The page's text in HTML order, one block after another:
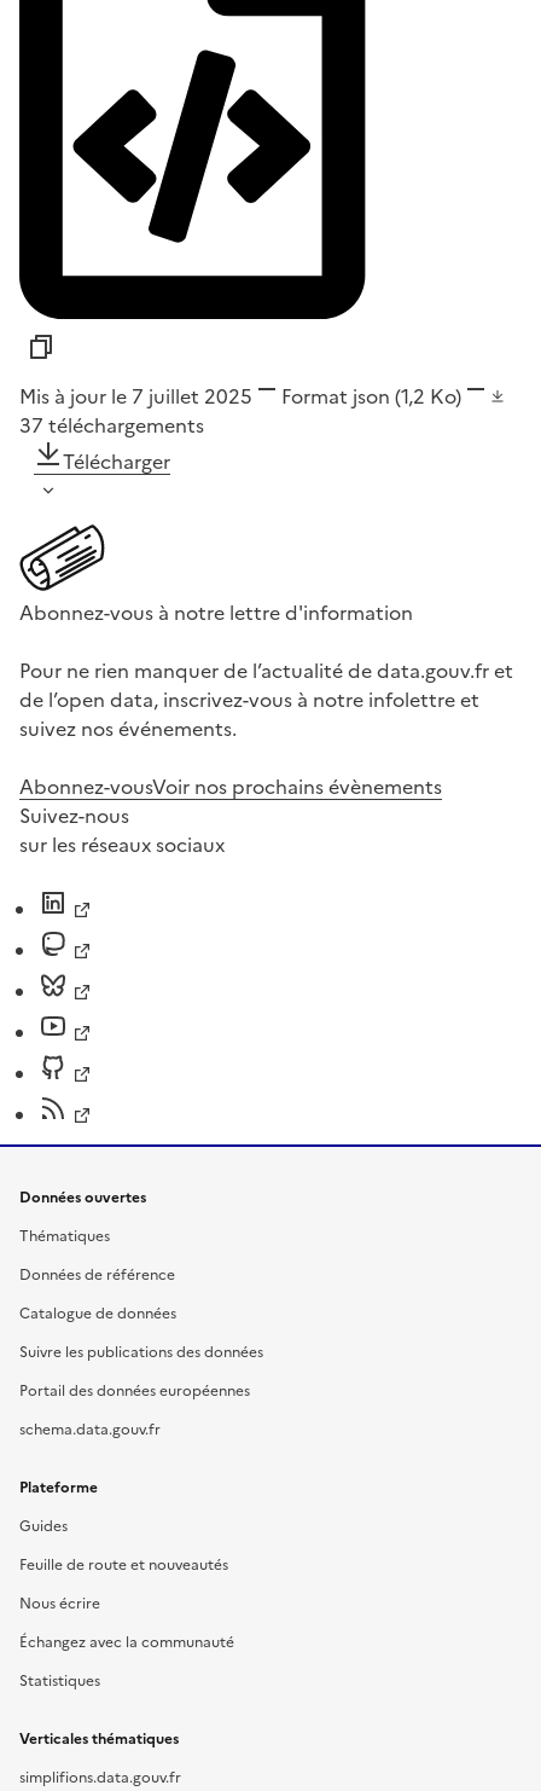
Mis à jour le 7 juillet 2025 Format json (1,2 Ko)
37 téléchargements
Télécharger
Abonnez-vous à notre lettre d'information
Pour ne rien manquer de l’actualité de data.gouv.fr et
de l’open data, inscrivez-vous à notre infolettre et
suivez nos événements.
Abonnez-vousVoir nos prochains évènements
Suivez-nous
sur les réseaux sociaux
Données ouvertes
Thématiques
Données de référence
Catalogue de données
Suivre les publications des données
Portail des données européennes
schema.data.gouv.fr
Plateforme
Guides
Feuille de route et nouveautés
Nous écrire
Échangez avec la communauté
Statistiques
Verticales thématiques
simplifions.data.gouv.fr